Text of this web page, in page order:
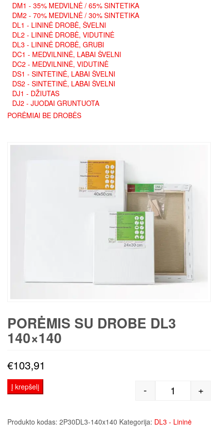
DM1 - 35% MEDVILNĖ / 65% SINTETIKA
DM2 - 70% MEDVILNĖ / 30% SINTETIKA
DL1 - LININĖ DROBĖ, ŠVELNI
DL2 - LININĖ DROBĖ, VIDUTINĖ
DL3 - LININĖ DROBĖ, GRUBI
DC1 - MEDVILNINĖ, LABAI ŠVELNI
DC2 - MEDVILNINĖ, VIDUTINĖ
DS1 - SINTETINĖ, LABAI ŠVELNI
DS2 - SINTETINĖ, LABAI ŠVELNI
DJ1 - DŽIUTAS
DJ2 - JUODAI GRUNTUOTA
PORĖMIAI BE DROBĖS
PORĖMIS SU DROBE DL3
140×140
€103,91
produkto
- +
Į krepšelį
Produkto kodas: 2P30DL3-140x140 Kategorija: DL3 - Lininė